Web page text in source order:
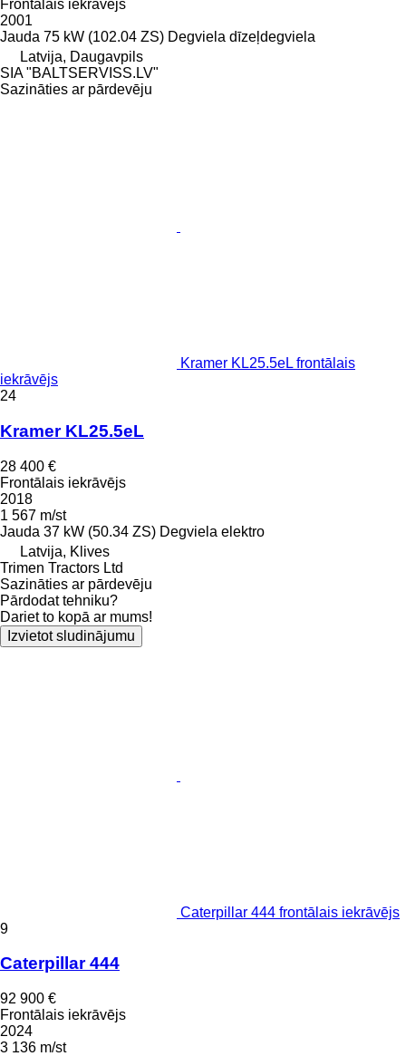
Frontālais iekrāvējs
2001
Jauda 75 kW (102.04 ZS) Degviela dīzeļdegviela
Latvija, Daugavpils
SIA "BALTSERVISS.LV"
Sazināties ar pārdevēju
Kramer KL25.5eL frontālais
iekrāvējs
24
Kramer KL25.5eL
28 400 €
Frontālais iekrāvējs
2018
1 567 m/st
Jauda 37 kW (50.34 ZS) Degviela elektro
Latvija, Klives
Trimen Tractors Ltd
Sazināties ar pārdevēju
Pārdodat tehniku?
Dariet to kopā ar mums!
Izvietot sludinājumu
Caterpillar 444 frontālais iekrāvējs
9
Caterpillar 444
92 900 €
Frontālais iekrāvējs
2024
3 136 m/st